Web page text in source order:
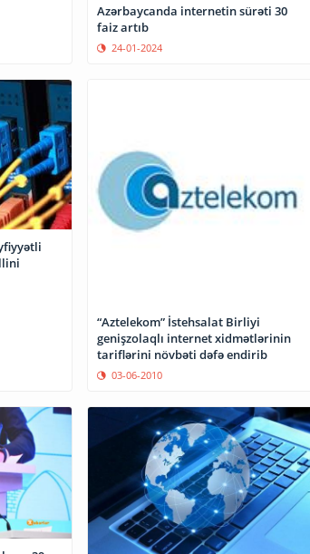
Azərbaycanda internetin sürəti 30
faiz artıb
24-01-2024
“Aztelekom” İstehsalat Birliyi
genişzolaqlı internet xidmətlərinin
tariflərini növbəti dəfə endirib
03-06-2010